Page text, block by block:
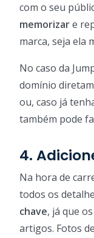
com o seu
memorizare
marca, seja ela
No caso da
domínio
ou, caso já
também pode
4.
Na hora de
todos os
chave, já que
artigos. Fotos